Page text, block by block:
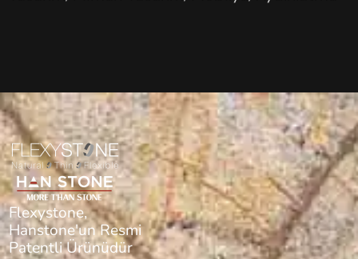
Flexystone,
Hanstone'un Resmi
Patentli Ürünüdür